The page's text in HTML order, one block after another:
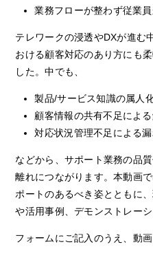
業務フローが整わず従業
テレワークの浸透やDXが進む
おける顧客対応のあり方にも
した。中でも、
製品/サービス知識の属人
顧客情報の共有不足によ
対応状況管理不足による
などから、サポート業務の品
離れにつながります。本動画
ポートのあるべき姿とともに
や活用事例、デモンストレー
フォームにご記入のうえ、動